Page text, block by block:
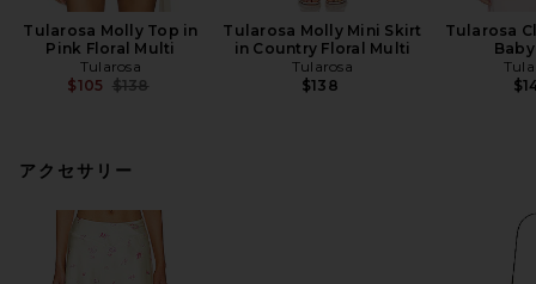
Tularosa Molly Top in
Pink Floral Multi
Tularosa
$105 Previous price:
$138
Tularosa Molly Mini Skirt
in Country Floral Multi
Tularosa
$138
Tularosa
アクセサリー